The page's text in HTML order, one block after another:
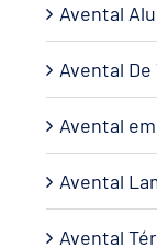
Avental
Avental
Avental
Avental
Avental